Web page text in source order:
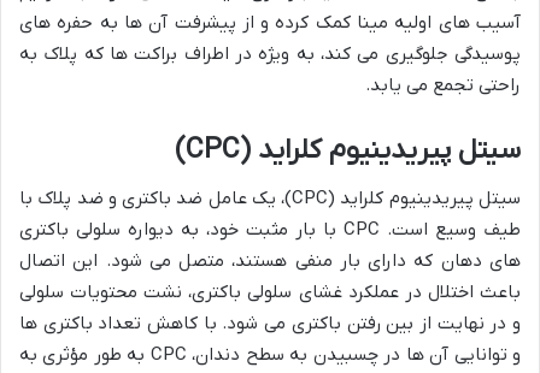
آسیب های اولیه مینا کمک کرده و از پیشرفت آن ها به حفره های
پوسیدگی جلوگیری می کند، به ویژه در اطراف براکت ها که پلاک به
راحتی تجمع می یابد.
سیتل پیریدینیوم کلراید (CPC)
سیتل پیریدینیوم کلراید (CPC)، یک عامل ضد باکتری و ضد پلاک با
طیف وسیع است. CPC با بار مثبت خود، به دیواره سلولی باکتری
های دهان که دارای بار منفی هستند، متصل می شود. این اتصال
باعث اختلال در عملکرد غشای سلولی باکتری، نشت محتویات سلولی
و در نهایت از بین رفتن باکتری می شود. با کاهش تعداد باکتری ها
و توانایی آن ها در چسبیدن به سطح دندان، CPC به طور مؤثری به